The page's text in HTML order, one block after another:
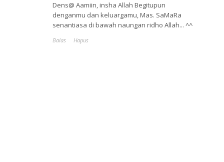
Dens@ Aamiin, insha Allah Begitupun
denganmu dan keluargamu, Mas. SaMaRa
senantiasa di bawah naungan ridho Allah... ^^
Balas Hapus